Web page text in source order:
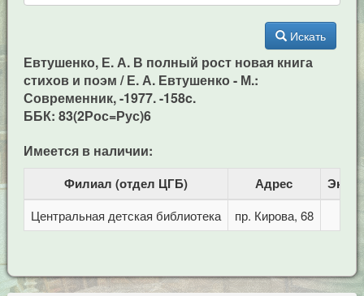
Искать
Евтушенко, Е. А. В полный рост новая книга
стихов и поэм / Е. А. Евтушенко - М.:
Современник, -1977. -158c.
ББК: 83(2Рос=Рус)6
Имеется в наличии:
Филиал (отдел ЦГБ) Адрес
Центральная детская библиотека пр. Кирова, 68